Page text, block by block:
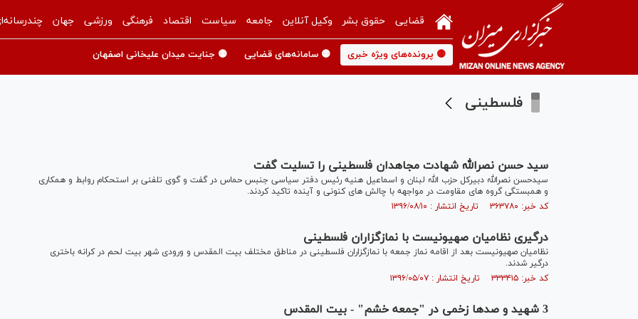
قضایی حقوق بشر وکیل آنلاین جامعه سیاست اقتصاد فرهنگی ورزشی جهان
🟡 پرونده‌های ویژه خبری 🟡 سامانه‌های قضایی 🟡 جنایت میدان علیخانی اصفهان
فلسطینی
سید حسن نصرالله شهادت مجاهدان فلسطینی را تسلیت گفت
سیدحسن نصرالله دبیرکل حزب الله لبنان و اسماعیل هنیه رئیس دفتر سیاسی جنبس حماس در گفت و گوی تلفنی بر استحکام روابط و همکاری
و همبستگی گروه های مقاومت در مواجهه با چالش های کنونی و آینده تاکید کردند.
کد خبر: ۳۶۳۷۸۰ تاریخ انتشار : ۱۳۹۶/۰۸/۱۰
درگیری نظامیان صهیونیست با نمازگزاران فلسطینی
نظامیان صهیونیست بعد از اقامه نماز جمعه با نمازگزاران فلسطینی در مناطق مختلف بیت المقدس و ورودی شهر بیت لحم در کرانه باختری
درگیر شدند.
کد خبر: ۳۳۳۴۱۵ تاریخ انتشار : ۱۳۹۶/۰۵/۰۷
3 شهید و صدها زخمی در "جمعه خشم" - بیت المقدس